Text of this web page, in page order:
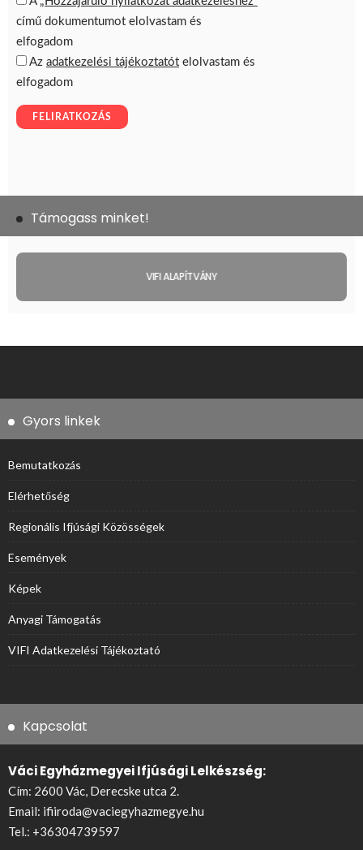
Támogass minket!
VIFI ALAPÍTVÁNY
Gyors linkek
Bemutatkozás
Elérhetőség
Regionális Ifjúsági Közösségek
Események
Képek
Anyagi Támogatás
VIFI Adatkezelési Tájékoztató
Kapcsolat
Váci Egyházmegyei Ifjúsági Lelkészség:
Cím: 2600 Vác, Derecske utca 2.
Email: ifiiroda@vaciegyhazmegye.hu
Tel.: +36304739597